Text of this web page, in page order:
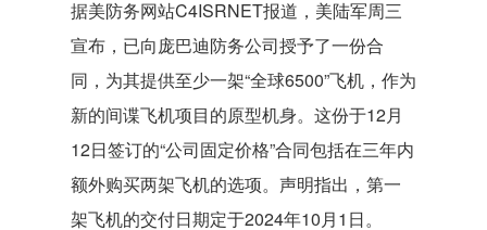
据美防务网站C4ISRNET报道，美陆军周三
宣布，已向庞巴迪防务公司授予了一份合
同，为其提供至少一架“全球6500”飞机，作为
新的间谍飞机项目的原型机身。这份于12月
12日签订的“公司固定价格”合同包括在三年内
额外购买两架飞机的选项。声明指出，第一
架飞机的交付日期定于2024年10月1日。